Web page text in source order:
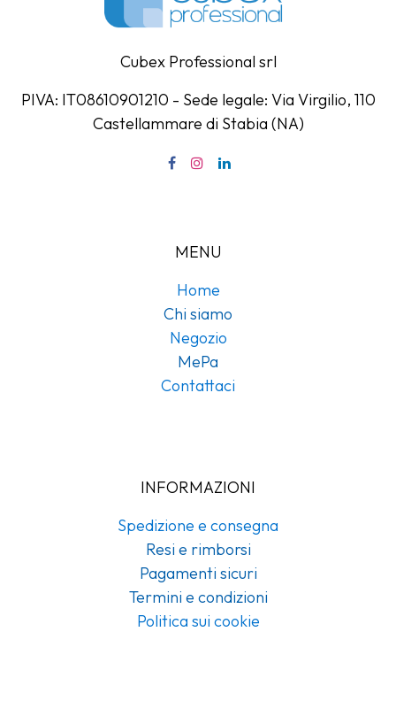
Cubex Professional srl
PIVA: IT08610901210 - Sede legale: Via Virgilio, 110
Castellammare di Stabia (NA)
MENU
Home
Chi siamo
Negozio
MePa
Contattaci
INFORMAZIONI
Spedizione e consegna
Resi e rimborsi
Pagamenti sicuri
Termini e condizioni
Politica sui cookie